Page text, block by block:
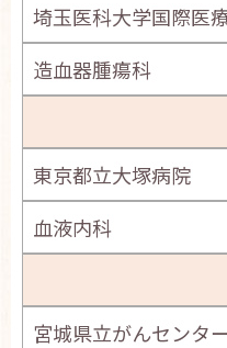
埼玉医科大学国際医
造血器腫瘍科
東京都立大塚病院
血液内科
宮城県立がんセンタ